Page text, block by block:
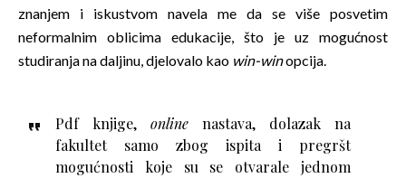
znanjem i iskustvom navela me da se više posvetim
neformalnim oblicima edukacije, što je uz mogućnost
studiranja na daljinu, djelovalo kao win-winopcija.
Pdf knjige, onlinenastava, dolazak na
fakultet samo zbog ispita i pregršt
mogućnosti koje su se otvarale jednom